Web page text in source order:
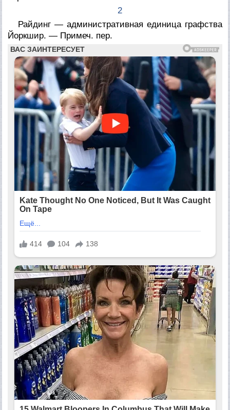
2
Райдинг — административная единица графства
Йоркшир. — Примеч. пер.